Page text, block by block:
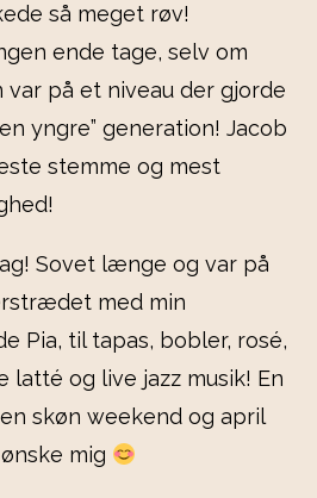
så meget røv!
ende tage, selv om
på et niveau der gjorde
yngre” generation! Jacob
stemme og mest
Sovet længe og var på
med min
Pia, til tapas, bobler, rosé,
latté og live jazz musik! En
skøn weekend og april
mig